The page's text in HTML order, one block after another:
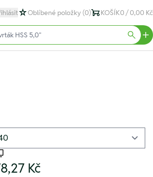
Oblíbené položky (0) KOŠÍK0 / 0,00 Kč
Kč